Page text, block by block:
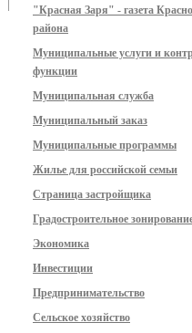
"Красная Заря" - газета
района
Муниципальные услуги и
функции
Муниципальная служба
Муниципальный заказ
Муниципальные программы
Жилье для российской семьи
Страница застройщика
Градостроительное
Экономика
Инвестиции
Предпринимательство
Сельское хозяйство